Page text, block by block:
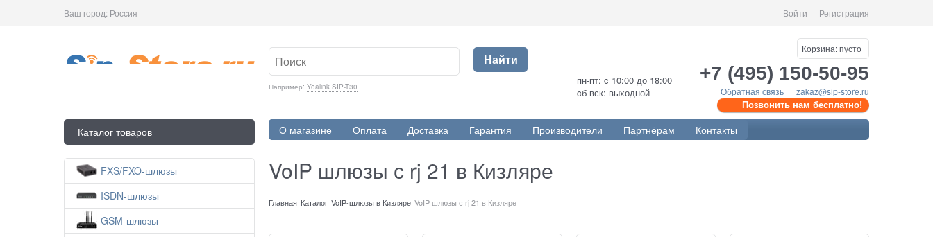
Ваш город: Россия Войти Регистрация
Например: Yealink SIP-T30
Найти
пн-пт: c 10:00 до 18:00
cб-вск: выходной
Корзина:пусто
+7 (495) 150-50-95
Обратная связь zakaz@sip-store.ru
Позвонить нам бесплатно!
Каталог товаров О магазине Оплата Доставка Гарантия Производители Партнёрам Контакты
FXS/FXO-шлюзы
ISDN-шлюзы
GSM-шлюзы
VoIP шлюзы с rj 21 в Кизляре
Главная Каталог VoIP-шлюзы в Кизляре VoIP шлюзы с rj 21 в Кизляре